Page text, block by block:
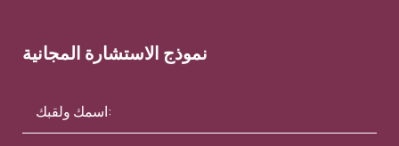
نموذج الاستشارة المجانية